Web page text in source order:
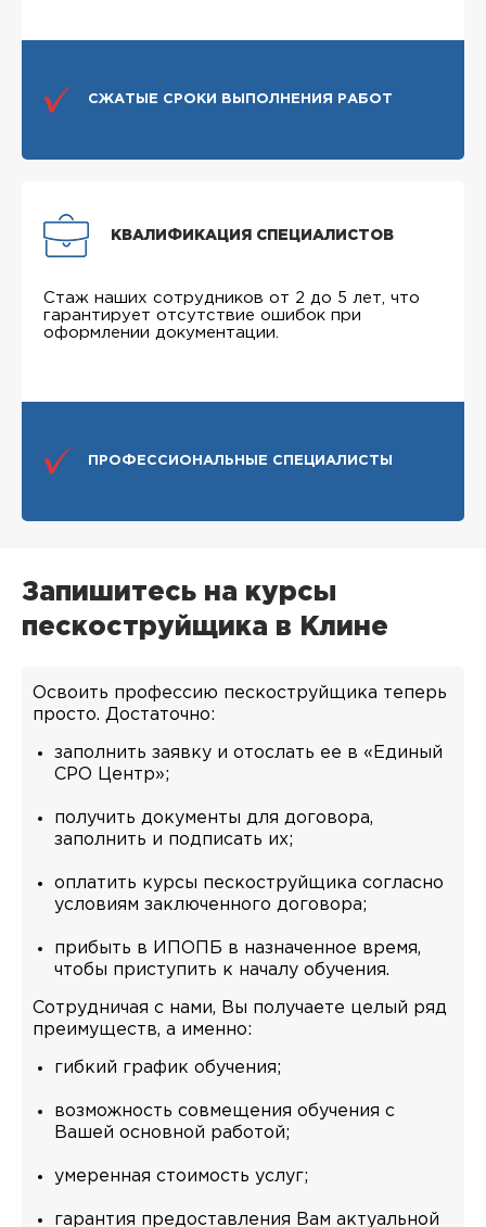
СЖАТЫЕ СРОКИ ВЫПОЛНЕНИЯ РАБОТ
КВАЛИФИКАЦИЯ СПЕЦИАЛИСТОВ
Стаж наших сотрудников от 2 до 5 лет, что
гарантирует отсутствие ошибок при
оформлении документации.
ПРОФЕССИОНАЛЬНЫЕ СПЕЦИАЛИСТЫ
Запишитесь на курсы
пескоструйщика в Клине
Освоить профессию пескоструйщика теперь
просто. Достаточно:
заполнить заявку и отослать ее в «Единый
СРО Центр»;
получить документы для договора,
заполнить и подписать их;
оплатить курсы пескоструйщика согласно
условиям заключенного договора;
прибыть в ИПОПБ в назначенное время,
чтобы приступить к началу обучения.
Сотрудничая с нами, Вы получаете целый ряд
преимуществ, а именно:
гибкий график обучения;
возможность совмещения обучения с
Вашей основной работой;
умеренная стоимость услуг;
гарантия предоставления Вам актуальной